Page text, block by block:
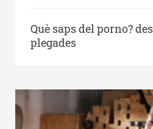
Què saps del porno?
plegades